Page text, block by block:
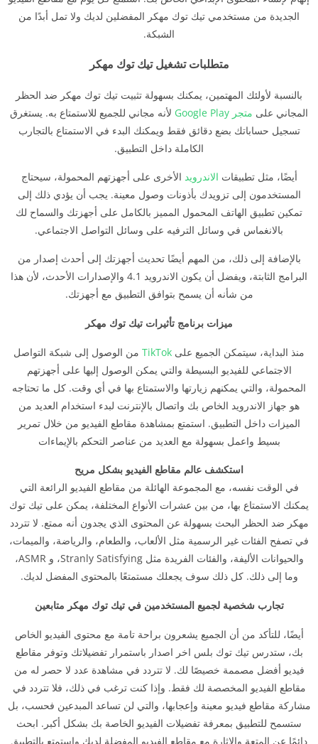
الجديدة من مستخدمي تيك توك مهكر المفضلين لديك ولا تمل أبدًا من
الشبكة.
متطلبات تشغيل تيك توك مهكر
بالنسبة لأولئك المهتمين، يمكنك بسهولة تثبيت تيك توك مهكر ضد الحظر
المجاني على متجر Google Play
لأنه مجاني للجميع للاستمتاع به. يستغرق
تسجيل حساباتك بضع دقائق فقط ويمكنك البدء في الاستمتاع بالتجارب
الكاملة داخل التطبيق.
أيضًا، مثل تطبيقات الاندرويد الأخرى على أجهزتهم المحمولة، سيحتاج
المستخدمون إلى تزويدك بأذونات وصول معينة. يجب أن يؤدي ذلك إلى
تمكين تطبيق الهاتف المحمول المميز بالكامل على أجهزتك والسماح لك
بالانغماس في وسائل الترفيه على وسائل التواصل الاجتماعي.
بالإضافة إلى ذلك، من المهم أيضًا تحديث أجهزتك إلى أحدث إصدار من
البرامج الثابتة، ويفضل أن يكون الاندرويد 4.1 والإصدارات الأحدث، لأن هذا
من شأنه أن يسمح بتوافق التطبيق مع أجهزتك.
ميزات برنامج تأثيرات تيك توك مهكر
منذ البداية، سيتمكن الجميع على TikTok من الوصول إلى شبكة التواصل
الاجتماعي للفيديو البسيطة والتي يمكن الوصول إليها على أجهزتهم
المحمولة، والتي يمكنهم زيارتها والاستمتاع بها في أي وقت. كل ما تحتاجه
هو جهاز الاندرويد الخاص بك واتصال بالإنترنت لبدء استخدام العديد من
الميزات داخل التطبيق. استمتع بمشاهدة مقاطع الفيديو من خلال تمرير
بسيط واعمل بسهولة مع العديد من عناصر التحكم بالإيماءات
استكشف عالم مقاطع الفيديو بشكل مريح
في الوقت نفسه، مع المجموعة الهائلة من مقاطع الفيديو الرائعة التي
يمكنك الاستمتاع بها، من بين عشرات الأنواع المختلفة، يمكن على تيك توك
مهكر ضد الحظر البحث بسهولة عن المحتوى الذي يجدون أنه ممتع. لا تتردد
في تصفح الفئات غير الرسمية مثل الألعاب، والطعام، والرياضة، والميمات،
والحيوانات الأليفة، والفئات الفريدة مثل Stranly Satisfying، و ASMR،
وما إلى ذلك. كل ذلك سوف يجعلك مستمتعًا بالمحتوى المفضل لديك.
تجارب شخصية لجميع المستخدمين في تيك توك مهكر متابعين
أيضًا، للتأكد من أن الجميع يشعرون براحة تامة مع محتوى الفيديو الخاص
بك، ستدرس تيك توك بلس اخر اصدار باستمرار تفضيلاتك وتوفر مقاطع
فيديو أفضل مصممة خصيصًا لك. لا تتردد في مشاهدة عدد لا حصر له من
مقاطع الفيديو المخصصة لك فقط. وإذا كنت ترغب في ذلك، فلا تتردد في
مشاركة مقاطع فيديو معينة وإعجابها، والتي لن تساعد المبدعين فحسب، بل
ستسمح للتطبيق بمعرفة تفضيلات الفيديو الخاصة بك بشكل أكبر. ابحث
دائمًا عن المتعة والإثارة مع مقاطع الفيديو المفضلة لديك واستمتع بالتطبيق